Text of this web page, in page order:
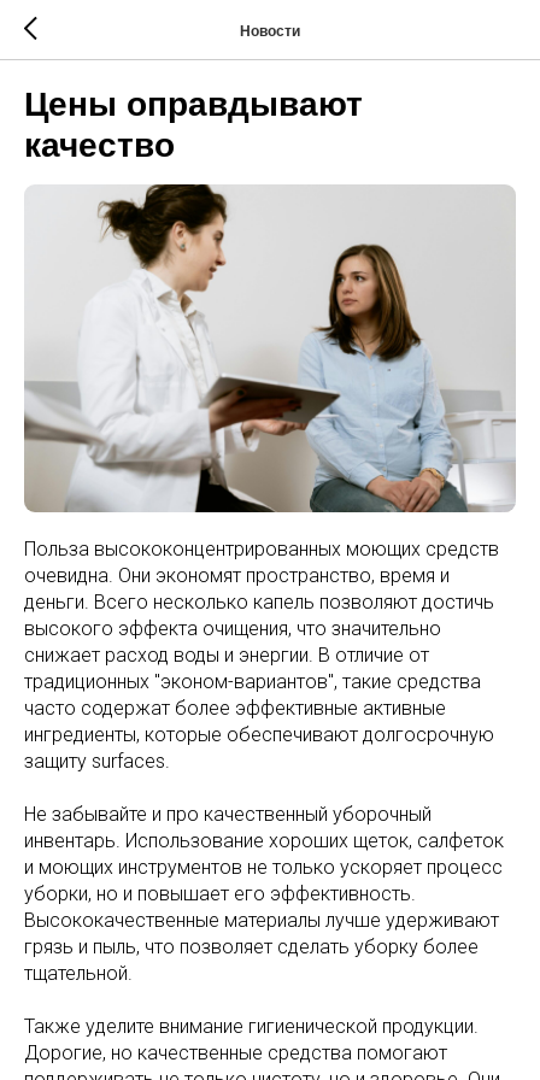
Новости
Цены оправдывают
качество
Польза высококонцентрированных моющих средств
очевидна. Они экономят пространство, время и
деньги. Всего несколько капель позволяют достичь
высокого эффекта очищения, что значительно
снижает расход воды и энергии. В отличие от
традиционных "эконом-вариантов", такие средства
часто содержат более эффективные активные
ингредиенты, которые обеспечивают долгосрочную
защиту surfaces.
Не забывайте и про качественный уборочный
инвентарь. Использование хороших щеток, салфеток
и моющих инструментов не только ускоряет процесс
уборки, но и повышает его эффективность.
Высококачественные материалы лучше удерживают
грязь и пыль, что позволяет сделать уборку более
тщательной.
Также уделите внимание гигиенической продукции.
Дорогие, но качественные средства помогают